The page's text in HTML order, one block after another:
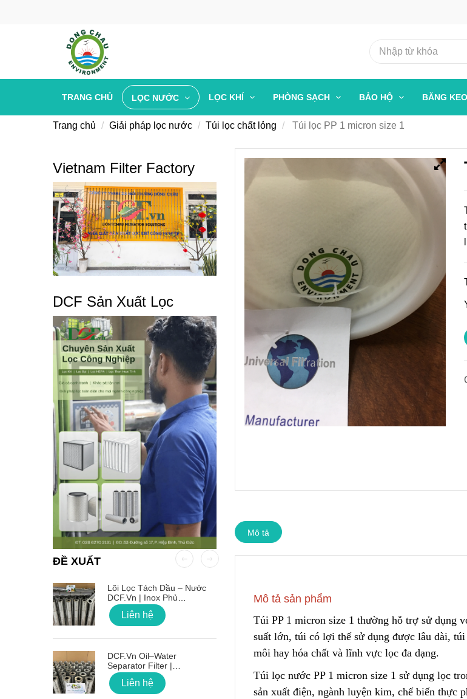
Mô tả
Mô tả sản phẩm
Túi PP 1 micron size 1 thường hỗ trợ sử dụng
suất lớn, túi có lợi thế sử dụng được lâu dài,
môi hay hóa chất và lĩnh vực lọc đa dạng.
Túi lọc nước PP 1 micron size 1 sử dụng lọc
sản xuất điện, ngành luyện kim, chế biến thực
Vietnam Filter Factory
DCF Sản Xuất Lọc
ĐỀ XUẤT
Lõi Lọc Tách Dầu – Nước
DCF.vn | Inox Phủ
PTFE/Teflon
Liên hệ
DCF.vn Oil–Water
Separator Filter |
PTFE/Teflon‑Coated
Stainless Steel
Liên hệ
200 Dài 500mm
Liên hệ
Hộp Lọc Giấy Carton Sóng
Liên hệ
TRANG CHỦ LỌC NƯỚC LỌC KHÍ PHÒNG SẠCH BẢO HỘ BĂNG KEO
Trang chủ Giải pháp lọc nước Túi lọc chất lỏng Túi lọc PP 1 micron size 1